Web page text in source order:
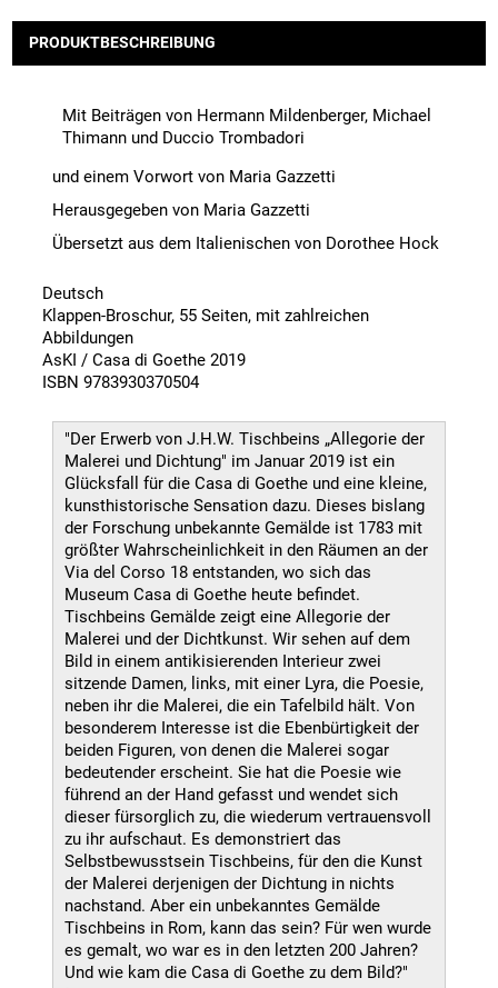
PRODUKTBESCHREIBUNG
Mit Beiträgen von Hermann Mildenberger, Michael
Thimann und Duccio Trombadori
und einem Vorwort von Maria Gazzetti
Herausgegeben von Maria Gazzetti
Übersetzt aus dem Italienischen von Dorothee Hock
Deutsch
Klappen-Broschur, 55 Seiten, mit zahlreichen
Abbildungen
AsKI / Casa di Goethe 2019
ISBN 9783930370504
"Der Erwerb von J.H.W. Tischbeins „Allegorie der
Malerei und Dichtung" im Januar 2019 ist ein
Glücksfall für die Casa di Goethe und eine kleine,
kunsthistorische Sensation dazu. Dieses bislang
der Forschung unbekannte Gemälde ist 1783 mit
größter Wahrscheinlichkeit in den Räumen an der
Via del Corso 18 entstanden, wo sich das
Museum Casa di Goethe heute befindet.
Tischbeins Gemälde zeigt eine Allegorie der
Malerei und der Dichtkunst. Wir sehen auf dem
Bild in einem antikisierenden Interieur zwei
sitzende Damen, links, mit einer Lyra, die Poesie,
neben ihr die Malerei, die ein Tafelbild hält. Von
besonderem Interesse ist die Ebenbürtigkeit der
beiden Figuren, von denen die Malerei sogar
bedeutender erscheint. Sie hat die Poesie wie
führend an der Hand gefasst und wendet sich
dieser fürsorglich zu, die wiederum vertrauensvoll
zu ihr aufschaut. Es demonstriert das
Selbstbewusstsein Tischbeins, für den die Kunst
der Malerei derjenigen der Dichtung in nichts
nachstand. Aber ein unbekanntes Gemälde
Tischbeins in Rom, kann das sein? Für wen wurde
es gemalt, wo war es in den letzten 200 Jahren?
Und wie kam die Casa di Goethe zu dem Bild?"